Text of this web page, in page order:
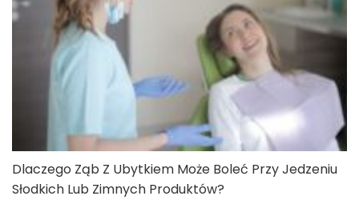
Dlaczego Ząb Z Ubytkiem Może Boleć Przy Jedzeniu
Słodkich Lub Zimnych Produktów?